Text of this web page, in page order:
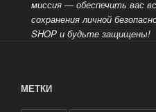
миссия — обеспечить вас
сохранения личной
SHOP и будьте защищены!
МЕТКИ